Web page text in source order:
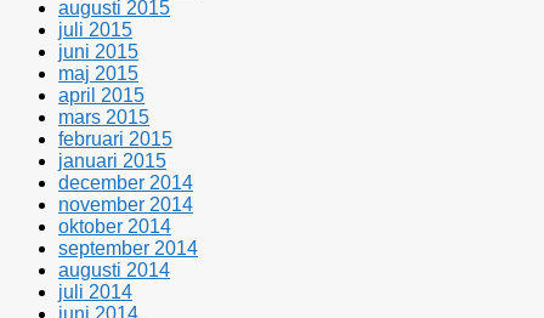
augusti 2015
juli 2015
juni 2015
maj 2015
april 2015
mars 2015
februari 2015
januari 2015
december 2014
november 2014
oktober 2014
september 2014
augusti 2014
juli 2014
juni 2014